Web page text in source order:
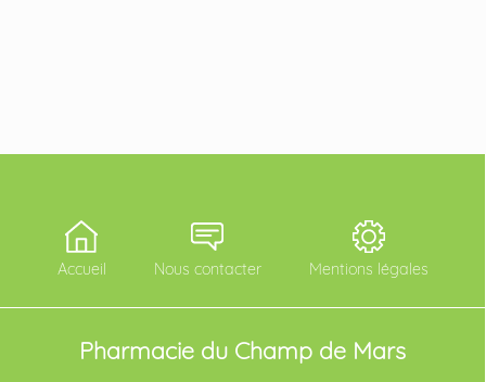
Accueil Nous contacter Mentions légales
Pharmacie du Champ de Mars